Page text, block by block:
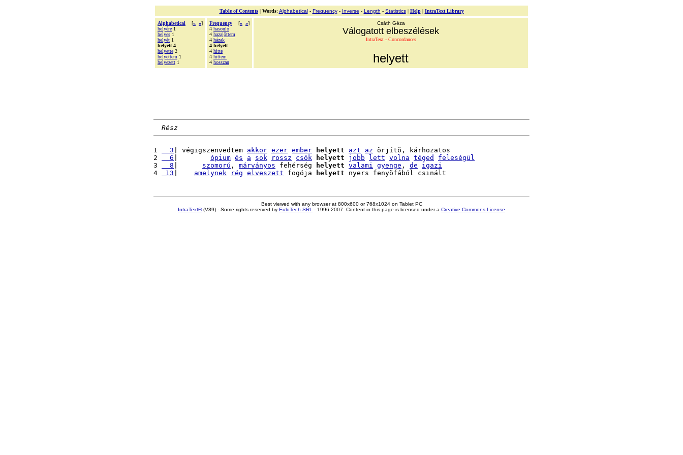
Table of Contents| Words: Alphabetical- Frequency- Inverse - Length - Statistics| Help| IntraText Library
Alphabetical [« »]
helyére 1
helyes 1
helyét 1
helyett 4
helyette 2
helyettem 1
helyezett 1
Frequency [« »]
4 hasonló
4 hazajöttem
4 házak
4 helyett
4 hitte
4 hittem
4 hosszan
Csáth Géza
Válogatott elbeszélések
IntraText - Concordances
helyett
Rész
1
  3
| végigszenvedtem akkor ezer ember helyett azt az õrjítõ, kárhozatos
2
  6
ópium és a sok rossz csók helyett jobb lett volna téged
feleségül
3
  8
szomorú , márványos fehérség helyett valami gyenge , de
igazi
4
13 amelynek rég elveszett fogója helyett
Best viewed with any browser at 800x600 or 768x1024 on Tablet PC
IntraText®(V89) - Some rights reserved by EuloTech SRL - 1996-2007. Content in this page is licensed under a Creative Commons License